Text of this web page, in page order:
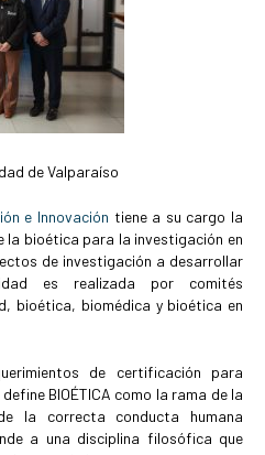
de Valparaíso
e Innovación tiene a su cargo la
la bioética para la investigación en
de investigación a desarrollar
es realizada por comités
bioética, biomédica y bioética en
de certificación para
BIOÉTICA como la rama de la
la correcta conducta humana
a una disciplina filosófica que